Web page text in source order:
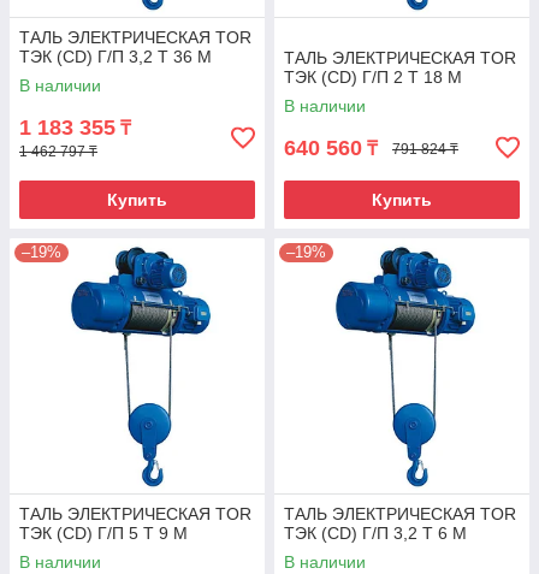
ТАЛЬ ЭЛЕКТРИЧЕСКАЯ TOR
ТЭК (CD) Г/П 3,2 Т 36 М
В наличии
1 183 355 ₸
1 462 797 ₸
Купить
ТАЛЬ ЭЛЕКТРИЧЕСКАЯ TOR
ТЭК (CD) Г/П 2 Т 18 М
В наличии
640 560 ₸ 791 824 ₸
Купить
–19%
ТАЛЬ ЭЛЕКТРИЧЕСКАЯ TOR
ТЭК (CD) Г/П 5 Т 9 М
В наличии
–19%
ТАЛЬ ЭЛЕКТРИЧЕСКАЯ TOR
ТЭК (CD) Г/П 3,2 Т 6 М
В наличии